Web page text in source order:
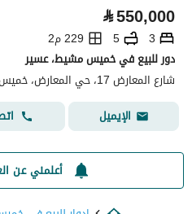
⃁550,000
3
5
229 م2
دور للبيع في خميس مشيط، عسير
شارع المعارض 17، حي المعارض، خميس مشيط
الإيميل
أعلمني عن